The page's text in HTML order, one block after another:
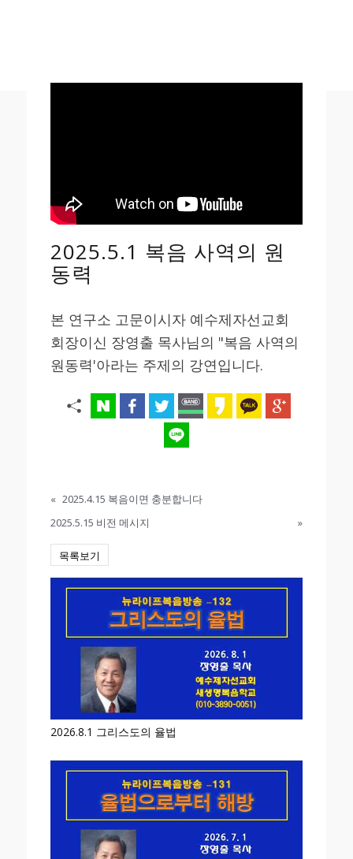
2025.5.1 복음 사역의 원
동력
본 연구소 고문이시자 예수제자선교회
회장이신 장영출 목사님의 "복음 사역의
원동력'아라는 주제의 강연입니다.
« 2025.4.15 복음이면 충분합니다
2025.5.15 비전 메시지
»
목록보기
2026.8.1 그리스도의 율법